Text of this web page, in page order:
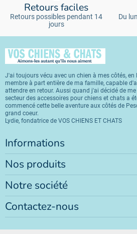
Retours faciles
Retours possibles pendant 14
jours
Du
J'ai toujours vécu avec un chien à mes côtés,
membre à part entière de ma famille, capable
attendre en retour. Aussi quand j'ai décidé de
secteur des accessoires pour chiens et chats a
commencé cette belle aventure aux côtés de
grand coeur.
Lydie, fondatrice de VOS CHIENS ET CHATS
Informations
Nos produits
Notre société
Contactez-nous